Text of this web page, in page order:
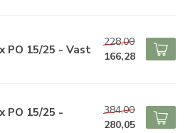
PO 15/25 - Vast
228,00
166,28
PO 15/25 -
384,00
280,05